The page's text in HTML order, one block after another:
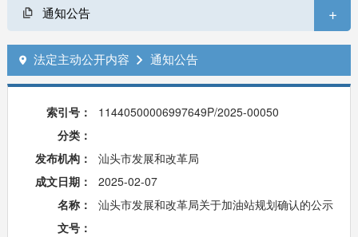
通知公告 +
 法定主动公开内容  通知公告
索引号：
11440500006997649P/2025-00050
分类：
发布机构：
汕头市发展和改革局
成文日期：
2025-02-07
名称：
汕头市发展和改革局关于加油站规划确认的公示
文号：